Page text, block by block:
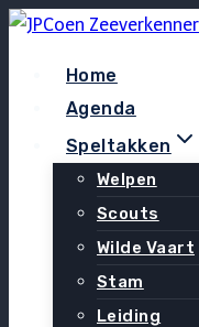
Doorgaan
Home
Agenda
Speltakken
Welpen
Scouts
Wilde Vaart
Stam
Leiding